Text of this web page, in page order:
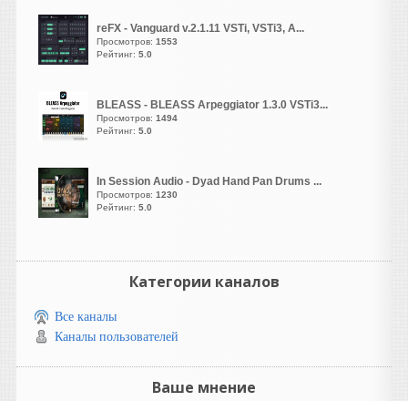
Рокобил
написал 08.08.2026 в07:18
Уважаемые пианисты и
"Giglad". Помогите
пожалуйста разобраться,
где здесь находится
прогрессии. И есть ли он
здесь вообще... Второй
день пытаюсь аккорды по
написал 08.08.2026 в
Уважаемые пианисты и
Помогите пожалуйста
разобраться, где здесь
reFX - Vanguard v.2.1.11 VSTi, VSTi3, A...
Просмотров: 1553
Рейтинг: 5.0
BLEASS - BLEASS Arpeggiator 1.3.0 VSTi3...
Просмотров: 1494
Рейтинг: 5.0
In Session Audio - Dyad Hand Pan Drums ...
Просмотров: 1230
Рейтинг: 5.0
Категории каналов
Все каналы
Каналы пользователей
Ваше мнение